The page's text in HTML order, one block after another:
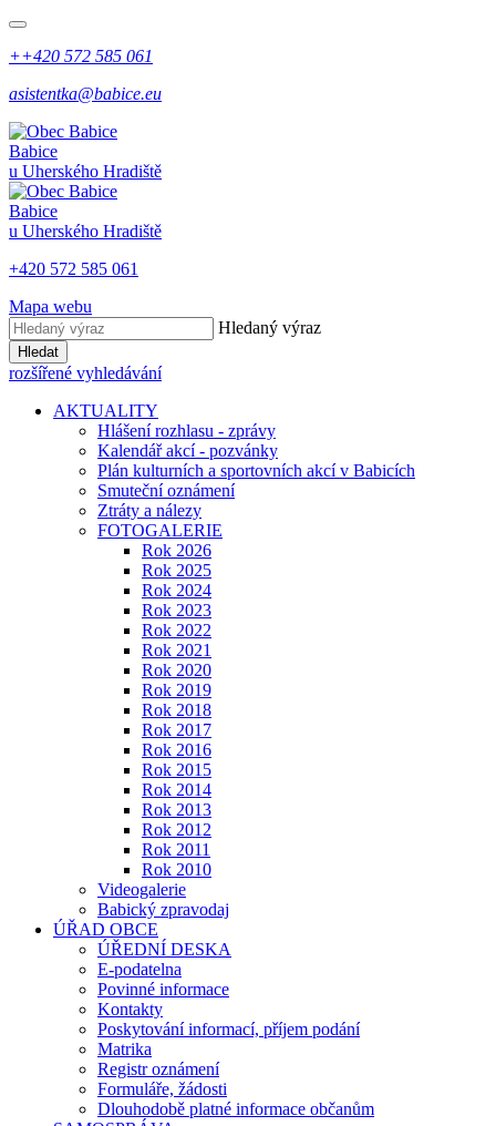
++420 572 585 061
asistentka@babice.eu
Babice
u Uherského Hradiště
Babice
u Uherského Hradiště
+420 572 585 061
Mapa webu
Hledaný výraz
Hledat
rozšířené vyhledávání
AKTUALITY
Hlášení rozhlasu - zprávy
Kalendář akcí - pozvánky
Plán kulturních a sportovních akcí v Babicích
Smuteční oznámení
Ztráty a nálezy
FOTOGALERIE
Rok 2026
Rok 2025
Rok 2024
Rok 2023
Rok 2022
Rok 2021
Rok 2020
Rok 2019
Rok 2018
Rok 2017
Rok 2016
Rok 2015
Rok 2014
Rok 2013
Rok 2012
Rok 2011
Rok 2010
Videogalerie
Babický zpravodaj
ÚŘAD OBCE
ÚŘEDNÍ DESKA
E-podatelna
Povinné informace
Kontakty
Poskytování informací, příjem podání
Matrika
Registr oznámení
Formuláře, žádosti
Dlouhodobě platné informace občanům